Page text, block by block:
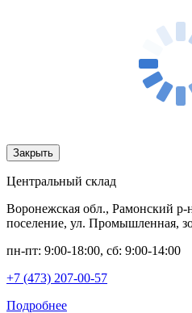
Закрыть
Центральный склад
Воронежская обл., Рамонский р-
поселение, ул. Промышленная,
пн-пт: 9:00-18:00, сб: 9:00-14:00
+7 (473) 207-00-57
Подробнее